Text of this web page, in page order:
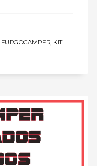
FURGOCAMPER, KIT